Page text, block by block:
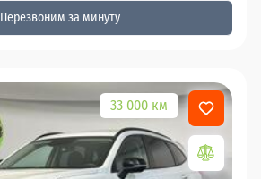
Перезвоним за минуту
33 000 км